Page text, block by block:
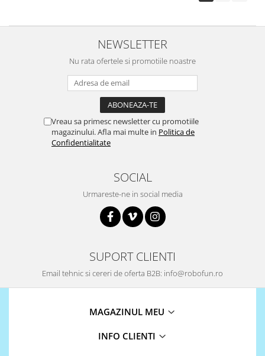
NEWSLETTER
Nu rata ofertele si promotiile noastre
Vreau sa primesc newsletter cu promotiile
magazinului. Afla mai multe in Politica de
Confidentialitate
SOCIAL
Urmareste-ne in social media
SUPORT CLIENTI
Email tehnic si cereri de oferta B2B: info@robofun.ro
MAGAZINUL MEU
INFO CLIENTI